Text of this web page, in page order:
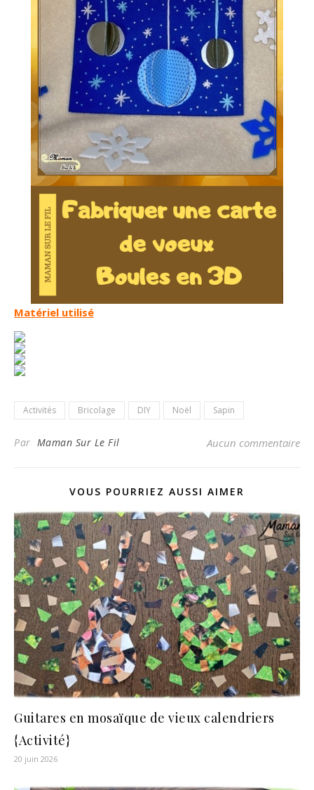
Matériel utilisé
Activités Bricolage DIY Noël Sapin
Par Maman Sur Le Fil Aucun commentaire
VOUS POURRIEZ AUSSI AIMER
Guitares en mosaïque de vieux calendriers
{Activité}
20 juin 2026